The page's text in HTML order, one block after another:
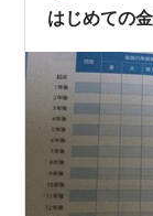
と消費支出は
はじめての